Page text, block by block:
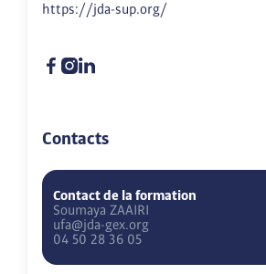
https://jda-sup.org/
Contacts
Contact de la formation
Soumaya ZAAIRI
ufa@jda-gex.org
04 50 28 36 05